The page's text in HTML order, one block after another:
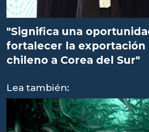
"Significa una
fortalecer la exportación
chileno a Corea del Sur"
Lea también: